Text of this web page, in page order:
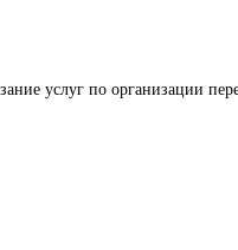
услуг по организации